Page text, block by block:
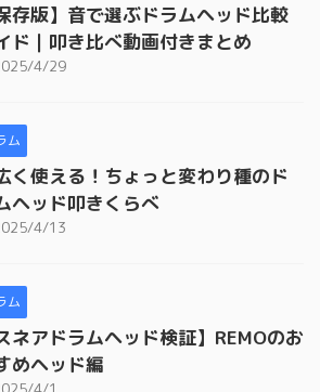
存版】音で選ぶドラムヘッド比較
ド｜叩き比べ動画付きまとめ
4/29
ム
く使える！ちょっと変わり種のド
ヘッド叩きくらべ
4/13
ム
ネアドラムヘッド検証】REMOのお
めヘッド編